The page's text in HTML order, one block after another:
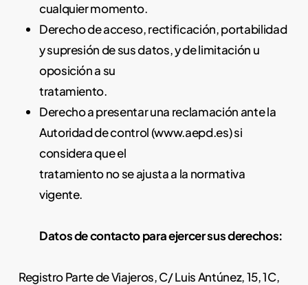
cualquier momento.
Derecho de acceso, rectificación, portabilidad
y supresión de sus datos, y de limitación u
oposición a su
tratamiento.
Derecho a presentar una reclamación ante la
Autoridad de control (www.aepd.es) si
considera que el
tratamiento no se ajusta a la normativa
vigente.
Datos de contacto para ejercer sus derechos:
Registro Parte de Viajeros, C/ Luis Antúnez, 15, 1C,